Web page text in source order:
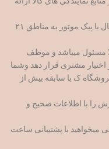
3- شعبه سوم در تهران میباشد و امکان ارسال با پیک موتور به مناطق ۲۱
مسئول میباشد و موظف
مشتری قرار دهد وشما
ک با سابقه بیش از
را با اطلاعات صحیح و
میخواهید با پشتیبانی ساعت